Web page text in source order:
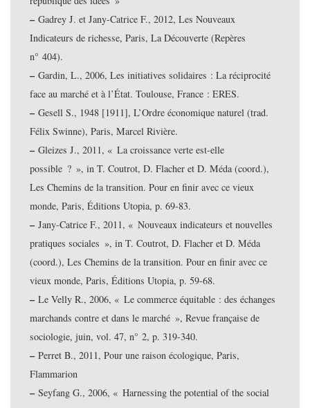
– Gadrey J. et Jany-Catrice F., 2012, Les Nouveaux
Indicateurs de richesse, Paris, La Découverte (Repères
n° 404).
– Gardin, L., 2006, Les initiatives solidaires : La réciprocité
face au marché et à l’État. Toulouse, France : ERES.
– Gesell S., 1948 [1911], L’Ordre économique naturel (trad.
Félix Swinne), Paris, Marcel Rivière.
– Gleizes J., 2011, « La croissance verte est-elle
possible ? », in T. Coutrot, D. Flacher et D. Méda (coord.),
Les Chemins de la transition. Pour en finir avec ce vieux
monde, Paris, Éditions Utopia, p. 69-83.
– Jany-Catrice F., 2011, « Nouveaux indicateurs et nouvelles
pratiques sociales », in T. Coutrot, D. Flacher et D. Méda
(coord.), Les Chemins de la transition. Pour en finir avec ce
vieux monde, Paris, Éditions Utopia, p. 59-68.
– Le Velly R., 2006, « Le commerce équitable : des échanges
marchands contre et dans le marché », Revue française de
sociologie, juin, vol. 47, n° 2, p. 319-340.
– Perret B., 2011, Pour une raison écologique, Paris,
Flammarion
– Seyfang G., 2006, « Harnessing the potential of the social